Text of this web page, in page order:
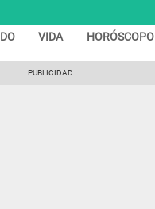
VIDA HORÓSCOPO